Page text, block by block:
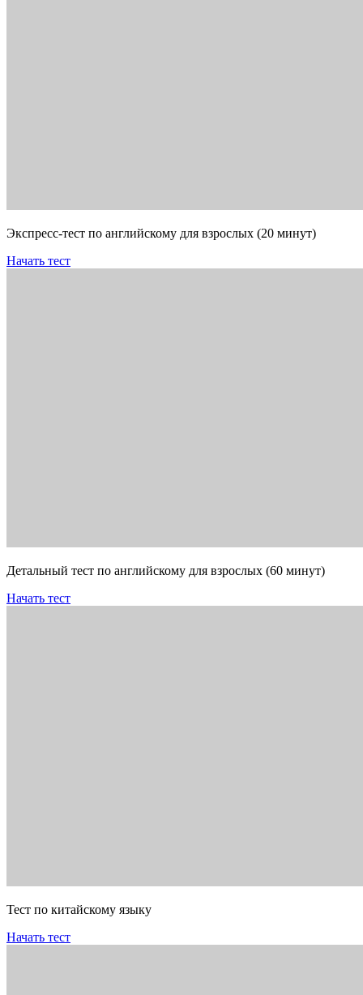
Экспресс-тест по английскому для взрослых (20 минут)
Начать тест
Детальный тест по английскому для взрослых (60 минут)
Начать тест
Тест по китайскому языку
Начать тест